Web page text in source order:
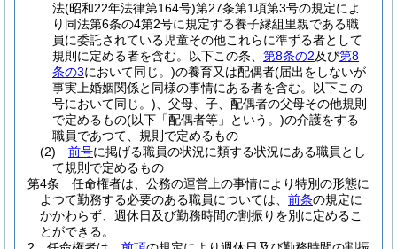
法(昭和22年法律第164号)第27条第1項第3号の規定によ
り同法第6条の4第2号に規定する養子縁組里親である職
員に委託されている児童その他これらに準ずる者として
規則に定める者を含む。以下この条、 第8条の2及び第8
条の3において同じ。)の養育又は配偶者(届出をしないが
事実上婚姻関係と同様の事情にある者を含む。以下この
号において同じ。) 、父母、子、配偶者の父母その他規則
で定めるもの(以下「配偶者等」という。)の介護をする
職員であつて、規則で定めるもの
(2)
前号に掲げる職員の状況に類する状況にある職員とし
て規則で定めるもの
第4条
任命権者は、公務の運営上の事情により特別の形態に
よつて勤務する必要のある職員については、 前条の規定に
かかわらず、週休日及び勤務時間の割振りを別に定めるこ
とができる。